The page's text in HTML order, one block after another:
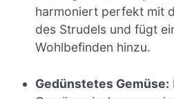
harmoniert perfekt mit
des Strudels und fügt
Wohlbefinden hinzu.
Gedünstetes Gemüse: